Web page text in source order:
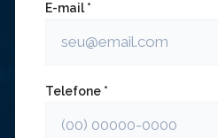
E-mail *
Telefone *